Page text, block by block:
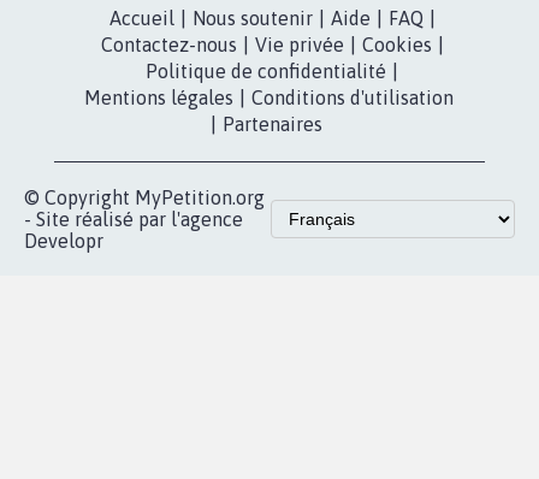
Accueil Nous soutenir Aide FAQ
Contactez-nous
Vie privée Cookies
Politique de confidentialité
Mentions légales
Conditions d'utilisation
Partenaires
© Copyright MyPetition.org
- Site réalisé par l'agence
Developr